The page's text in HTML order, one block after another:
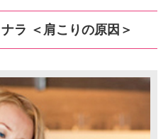
ラ ＜肩こりの原因＞